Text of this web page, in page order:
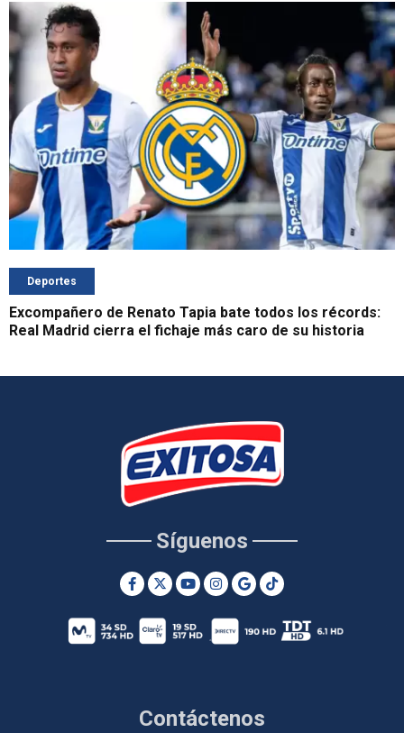
Deportes
Excompañero de Renato Tapia bate todos los récords:
Real Madrid cierra el fichaje más caro de su historia
Contáctenos
Síguenos